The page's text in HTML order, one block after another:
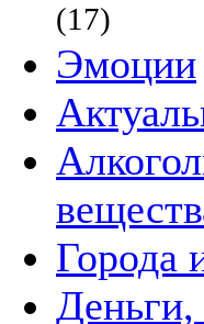
(17)
Эмоции
Города